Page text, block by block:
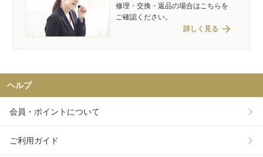
修理・交換・返品の場合はこちらを
ご確認ください。
詳しく見る arrow_forward
ヘルプ
会員・ポイントについて
ご利用ガイド